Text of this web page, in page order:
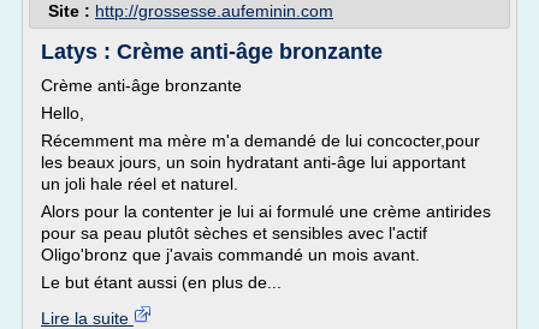
Site : http://grossesse.aufeminin.com
Latys : Crème anti-âge bronzante
Crème anti-âge bronzante
Hello,
Récemment ma mère m'a demandé de lui concocter,pour
les beaux jours, un soin hydratant anti-âge lui apportant
un joli hale réel et naturel.
Alors pour la contenter je lui ai formulé une crème antirides
pour sa peau plutôt sèches et sensibles avec l'actif
Oligo'bronz que j'avais commandé un mois avant.
Le but étant aussi (en plus de...
Lire la suite